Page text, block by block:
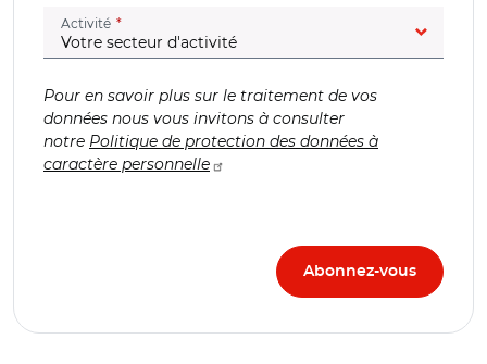
Activité (champ obligatoire)
Pour en savoir plus sur le traitement de vos
données nous vous invitons à consulter
notre Politique de protection des données à
caractère personnelle